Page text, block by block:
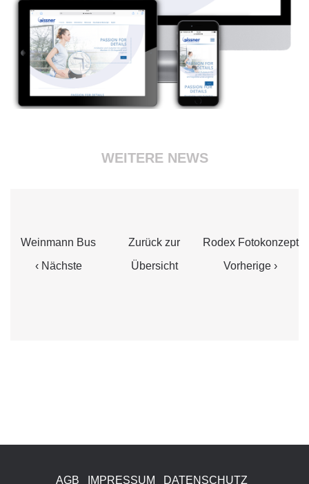
WEITERE NEWS
Weinmann Bus
‹ Nächste
Zurück zur
Übersicht
Rodex Fotokonzept
Vorherige ›
AGB IMPRESSUM DATENSCHUTZ